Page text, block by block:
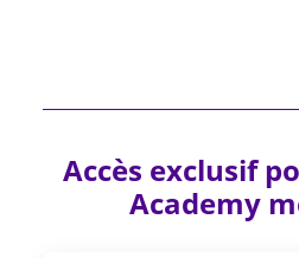
Accès exclusif
Academy